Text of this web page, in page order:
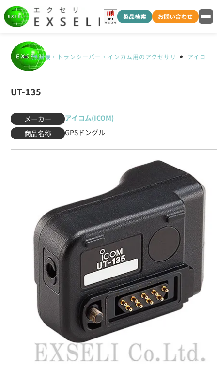
製品検索 お問い合わせ
無線機・トランシーバー・インカム用のアクセサリ アイコム
UT-135
メーカー
アイコム(ICOM)
商品名称
GPSドングル